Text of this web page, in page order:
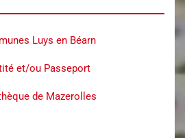
Luys en Béarn
et/ou Passeport
de Mazerolles